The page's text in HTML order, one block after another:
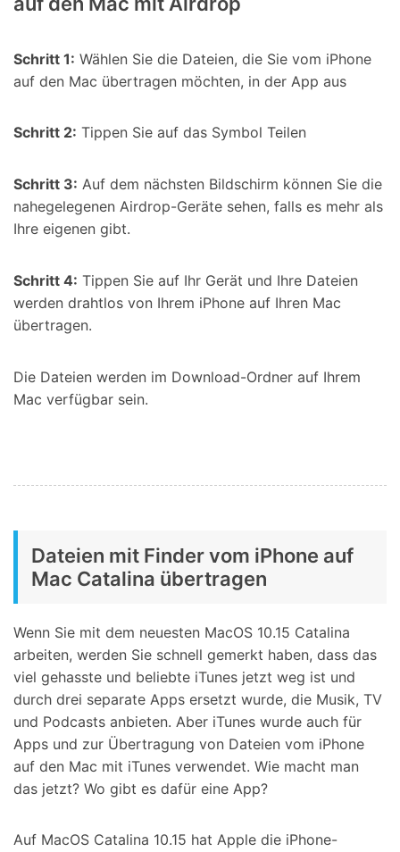
Schritt 1: Wählen Sie die Dateien, die Sie vom iPhone
auf den Mac übertragen möchten, in der App aus
Schritt 2: Tippen Sie auf das Symbol Teilen
Schritt 3: Auf dem nächsten Bildschirm können Sie die
nahegelegenen Airdrop-Geräte sehen, falls es mehr als
Ihre eigenen gibt.
Schritt 4: Tippen Sie auf Ihr Gerät und Ihre Dateien
werden drahtlos von Ihrem iPhone auf Ihren Mac
übertragen.
Die Dateien werden im Download-Ordner auf Ihrem
Mac verfügbar sein.
Dateien mit Finder vom iPhone auf
Mac Catalina übertragen
Wenn Sie mit dem neuesten MacOS 10.15 Catalina
arbeiten, werden Sie schnell gemerkt haben, dass das
viel gehasste und beliebte iTunes jetzt weg ist und
durch drei separate Apps ersetzt wurde, die Musik, TV
und Podcasts anbieten. Aber iTunes wurde auch für
Apps und zur Übertragung von Dateien vom iPhone
auf den Mac mit iTunes verwendet. Wie macht man
das jetzt? Wo gibt es dafür eine App?
Auf MacOS Catalina 10.15 hat Apple die iPhone-